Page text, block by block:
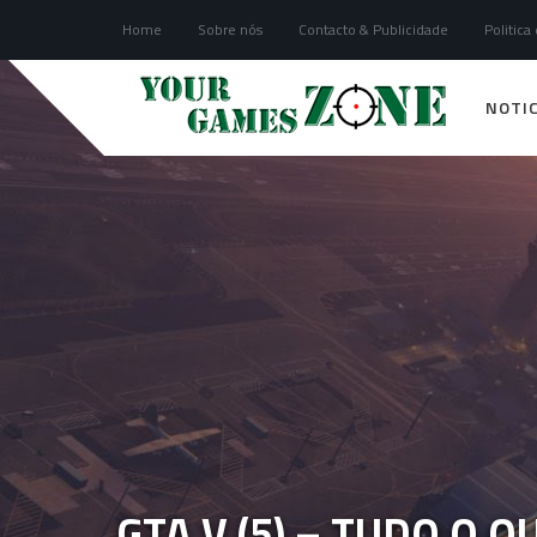
Home Sobre nós Contacto & Publicidade Politica